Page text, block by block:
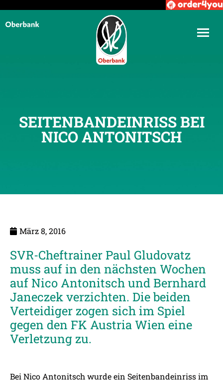
SEITENBANDEINRISS BEI
NICO ANTONITSCH
März 8, 2016
SVR-Cheftrainer Paul Gludovatz
muss auf in den nächsten Wochen
auf Nico Antonitsch und Bernhard
Janeczek verzichten. Die beiden
Verteidiger zogen sich im Spiel
gegen den FK Austria Wien eine
Verletzung zu.
Bei Nico Antonitsch wurde ein Seitenbandeinriss im